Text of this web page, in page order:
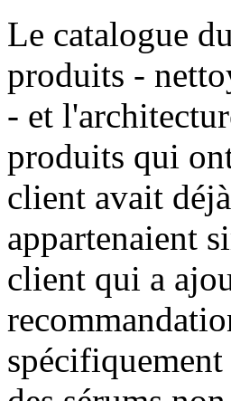
Le catalogue
produits -
- et
produits qui
client avait
appartenaient
client qui a